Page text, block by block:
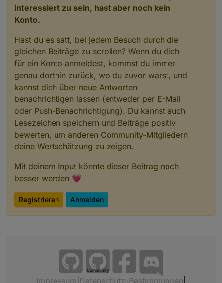
interessiert zu sein, hast aber noch kein
Konto.
Hast du es satt, bei jedem Besuch durch die
gleichen Beiträge zu scrollen? Wenn du dich
für ein Konto anmeldest, kommst du immer
genau dorthin zurück, wo du zuvor warst, und
kannst dich über neue Antworten
benachrichtigen lassen (entweder per E-Mail
oder Push-Benachrichtigung). Du kannst auch
Lesezeichen speichern und Beiträge positiv
bewerten, um anderen Community-Mitgliedern
deine Wertschätzung zu zeigen.
Mit deinem Input könnte dieser Beitrag noch
besser werden 💗
Registrieren Anmelden
Community
Impressum Datenschutz-Bestimmungen